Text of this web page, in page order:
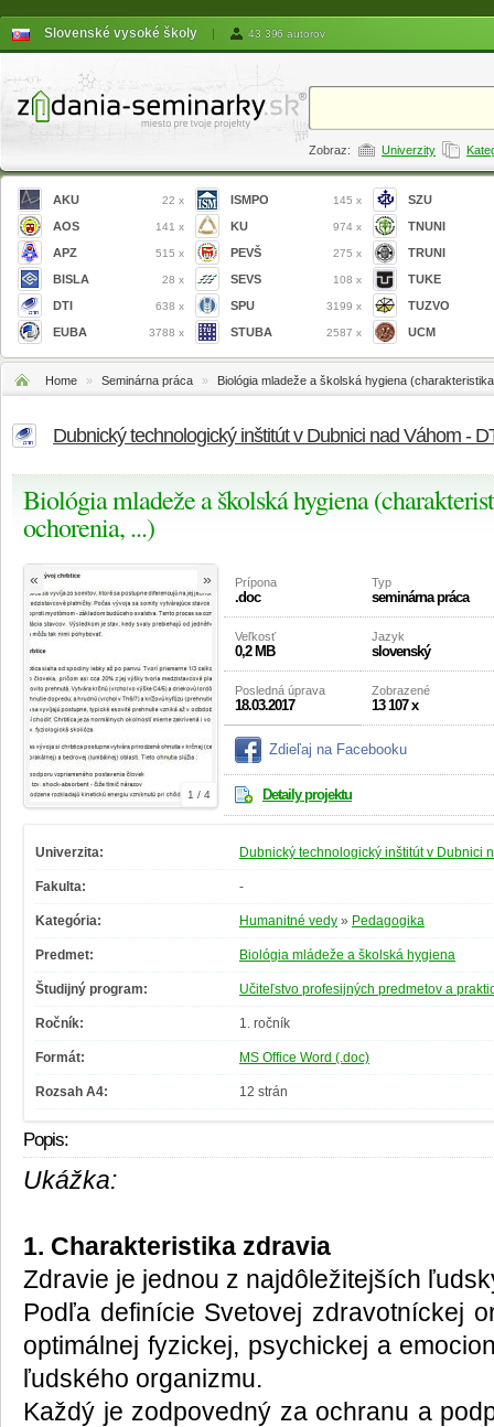
Slovenské vysoké školy | 43 396 autorov
Zobraz: Univerzity
AKU 22 x
AOS 141 x
APZ 515 x
BISLA 28 x
DTI 638 x
EUBA 3788 x
ISMPO 145 x
KU 974 x
PEVŠ 275 x
SEVS 108 x
SPU 3199 x
STUBA 2587 x
SZU
TNUNI
TRUNI
TUKE
TUZVO
UCM
Home » Seminárna práca » Biológia mladeže a školská hygiena
Dubnický technologický inštitút v Dubnici nad Váhom -
Biológia mladeže a školská hygiena
ochorenia, ...)
1 / 4
« » Prípona
.doc
Typ
seminárna práca
Veľkosť
0,2 MB
Jazyk
slovenský
Posledná úprava
18.03.2017
Zobrazené
13 107 x
Zdieľaj na Facebooku
Detaily projektu
Univerzita: Dubnický technologický inštitút v Dubnici
Fakulta: -
Kategória: Humanitné vedy » Pedagogika
Predmet: Biológia mládeže a školská hygiena
Študijný program: Učiteľstvo profesijných predmetov a
Ročník: 1. ročník
Formát: MS Office Word (.doc)
Rozsah A4: 12 strán
Popis:
Ukážka:
1. Charakteristika zdravia
Zdravie je jednou z najdôležitejších
Podľa definície Svetovej zdravotníckej
optimálnej fyzickej, psychickej a
ľudského organizmu.
Každý je zodpovedný za ochranu a